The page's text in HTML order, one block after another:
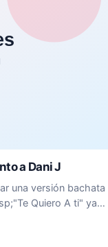
a Dani J
una versión bachata
Quiero A ti" ya